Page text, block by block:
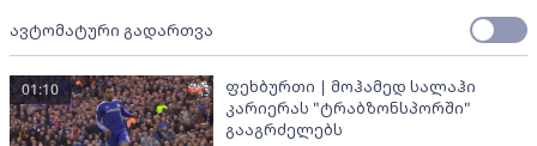
ავტომატური გადართვა
ფეხბურთი | მოჰამედ სალაჰი
კარიერას "ტრაბზონსპორში"
გააგრძელებს
01:10